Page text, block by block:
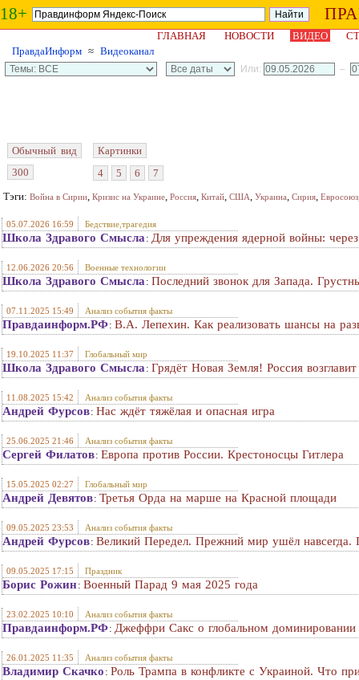
18+
ГЛАВНАЯ НОВОСТИ ВИДЕО
ПравдаИнформ ≈ Видеоканал
Или: –
Обычный вид
300
Картинки
4
5 6
7
Тэги: Война в Сирии, Кризис на Украине, Россия, Китай, США, Украина, Сирия, Евросоюз
05.07.2026 16:59 Бедствие,трагедия
Школа Здравого Смысла : Для упреждения ядерной войны:
12.06.2026 20:56 Военные технологии
Школа Здравого Смысла : Последний звонок для Запада.
07.11.2025 15:49 Анализ события факты
Правдаинформ.РФ: В.А. Лепехин. Как реализовать шансы на
19.10.2025 11:37 Глобальный мир
Школа Здравого Смысла : Грядёт Новая Земля! Россия
11.08.2025 15:42 Анализ события факты
Андрей Фурсов: Нас ждёт тяжёлая и опасная игра
25.06.2025 21:46 Анализ события факты
Сергей Филатов: Европа против России. Крестоносцы Гитлера
15.05.2025 02:27 Глобальный мир
Андрей Девятов: Третья Орда на марше на Красной площади
09.05.2025 23:53 Анализ события факты
Андрей Фурсов: Великий Передел. Прежний мир ушёл навсегда.
09.05.2025 17:15 Праздник
Борис Рожин: Военный Парад 9 мая 2025 года
23.02.2025 10:10 Анализ события факты
Правдаинформ.РФ: Джеффри Сакс о глобальном
26.01.2025 11:35 Анализ события факты
Владимир Скачко : Роль Трампа в конфликте с Украиной. Что